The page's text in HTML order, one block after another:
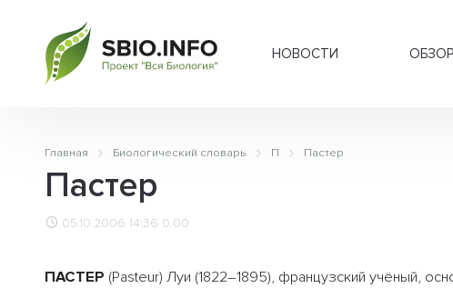
НОВОСТИ
Главная Биологический словарь П Пастер
Пастер
05.10.2006 14:36 0.00
ПАСТЕР (Pasteur) Луи (1822–1895), французский учёный,